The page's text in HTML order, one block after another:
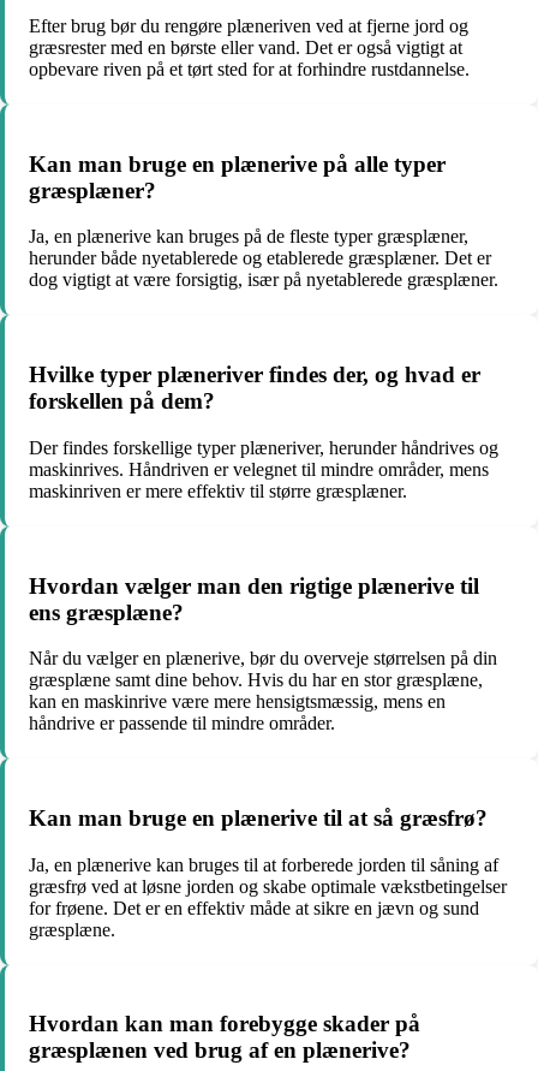
Efter brug bør du rengøre plæneriven ved at fjerne jord og
græsrester med en børste eller vand. Det er også vigtigt at
opbevare riven på et tørt sted for at forhindre rustdannelse.
Kan man bruge en plænerive på alle typer
græsplæner?
Ja, en plænerive kan bruges på de fleste typer græsplæner,
herunder både nyetablerede og etablerede græsplæner. Det er
dog vigtigt at være forsigtig, især på nyetablerede græsplæner.
Hvilke typer plæneriver findes der, og hvad er
forskellen på dem?
Der findes forskellige typer plæneriver, herunder håndrives og
maskinrives. Håndriven er velegnet til mindre områder, mens
maskinriven er mere effektiv til større græsplæner.
Hvordan vælger man den rigtige plænerive til
ens græsplæne?
Når du vælger en plænerive, bør du overveje størrelsen på din
græsplæne samt dine behov. Hvis du har en stor græsplæne,
kan en maskinrive være mere hensigtsmæssig, mens en
håndrive er passende til mindre områder.
Kan man bruge en plænerive til at så græsfrø?
Ja, en plænerive kan bruges til at forberede jorden til såning af
græsfrø ved at løsne jorden og skabe optimale vækstbetingelser
for frøene. Det er en effektiv måde at sikre en jævn og sund
græsplæne.
Hvordan kan man forebygge skader på
græsplænen ved brug af en plænerive?